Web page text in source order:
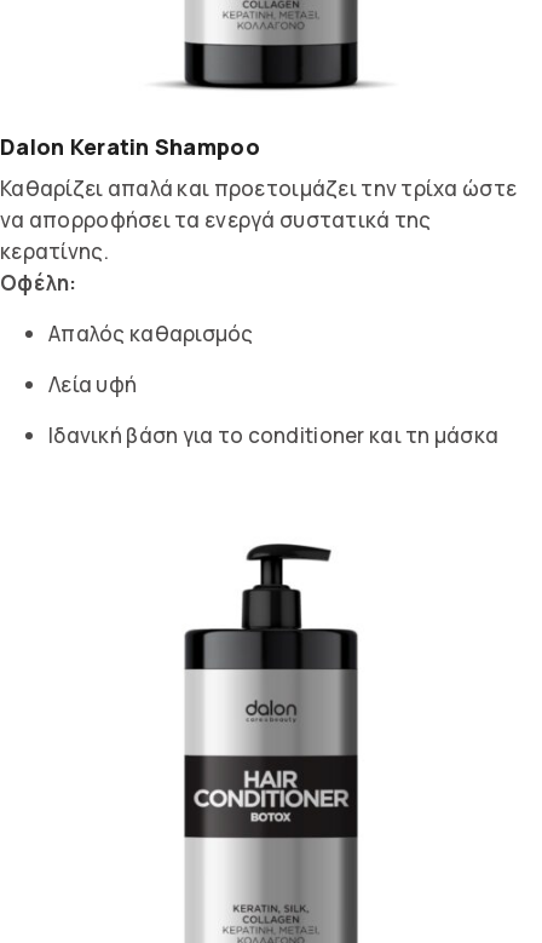
Dalon Keratin Shampoo
Καθαρίζει απαλά και προετοιμάζει την τρίχα ώστε
να απορροφήσει τα ενεργά συστατικά της
κερατίνης.
Οφέλη:
Απαλός καθαρισμός
Λεία υφή
Ιδανική βάση για το conditioner και τη μάσκα